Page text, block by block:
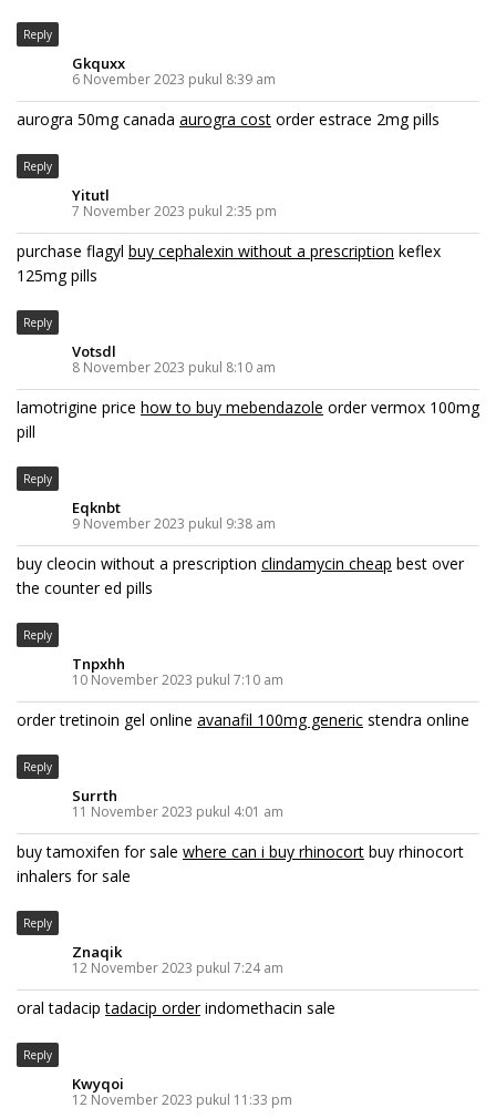
Reply
Gkquxx
6 November 2023 pukul 8:39 am
aurogra 50mg canada aurogra cost order estrace 2mg pills
Reply
Yitutl
7 November 2023 pukul 2:35 pm
purchase flagyl buy cephalexin without a prescription keflex
125mg pills
Reply
Votsdl
8 November 2023 pukul 8:10 am
lamotrigine price how to buy mebendazole order vermox 100mg
pill
Reply
Eqknbt
9 November 2023 pukul 9:38 am
buy cleocin without a prescription clindamycin cheap best over
the counter ed pills
Reply
Tnpxhh
10 November 2023 pukul 7:10 am
order tretinoin gel online avanafil 100mg generic stendra online
Reply
Surrth
11 November 2023 pukul 4:01 am
buy tamoxifen for sale where can i buy rhinocort buy rhinocort
inhalers for sale
Reply
Znaqik
12 November 2023 pukul 7:24 am
oral tadaciptadacip orderindomethacin sale
Reply
Kwyqoi
12 November 2023 pukul 11:33 pm